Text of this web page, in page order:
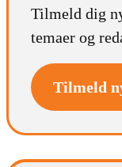
Tilmeld dig
temaer og
Tilmeld